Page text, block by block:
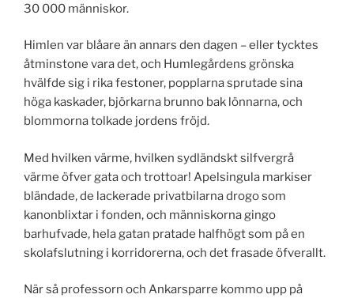
30 000 människor.
Himlen var blåare än annars den dagen – eller tycktes
åtminstone vara det, och Humlegårdens grönska
hvälfde sig i rika festoner, popplarna sprutade sina
höga kaskader, björkarna brunno bak lönnarna, och
blommorna tolkade jordens fröjd.
Med hvilken värme, hvilken sydländskt silfvergrå
värme öfver gata och trottoar! Apelsingula markiser
bländade, de lackerade privatbilarna drogo som
kanonblixtar i fonden, och människorna gingo
barhufvade, hela gatan pratade halfhögt som på en
skolafslutning i korridorerna, och det frasade öfverallt.
När så professorn och Ankarsparre kommo upp på